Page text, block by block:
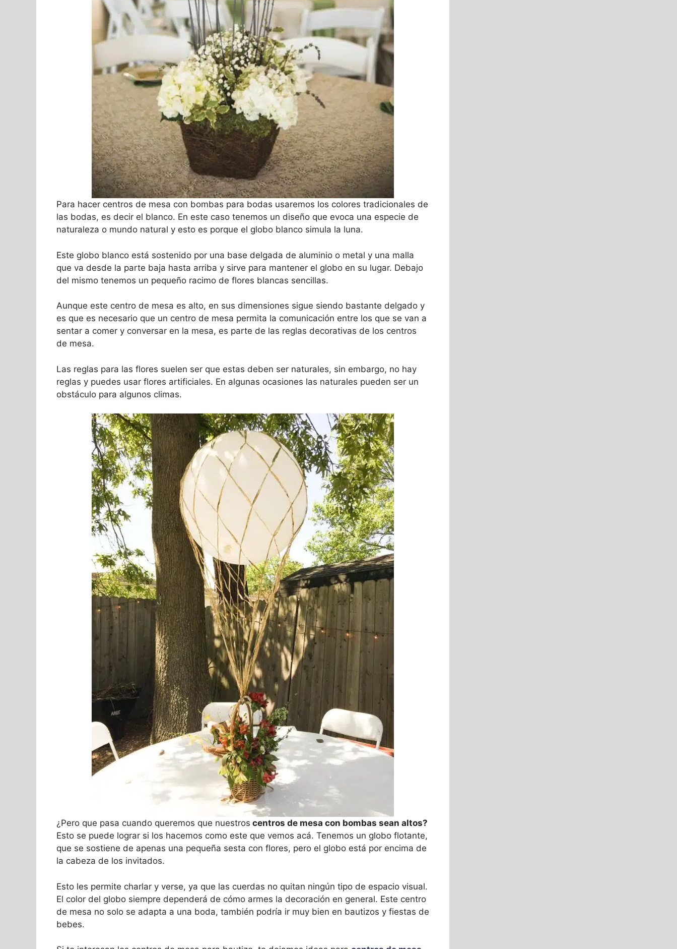
Para hacer centros de mesa con bombas para bodas usaremos los colores tradicionales de
las bodas, es decir el blanco. En este caso tenemos un diseño que evoca una especie de
naturaleza o mundo natural y esto es porque el globo blanco simula la luna.
Este globo blanco está sostenido por una base delgada de aluminio o metal y una malla
que va desde la parte baja hasta arriba y sirve para mantener el globo en su lugar. Debajo
del mismo tenemos un pequeño racimo de flores blancas sencillas.
Aunque este centro de mesa es alto, en sus dimensiones sigue siendo bastante delgado y
es que es necesario que un centro de mesa permita la comunicación entre los que se van a
sentar a comer y conversar en la mesa, es parte de las reglas decorativas de los centros
de mesa.
Las reglas para las flores suelen ser que estas deben ser naturales, sin embargo, no hay
reglas y puedes usar flores artificiales. En algunas ocasiones las naturales pueden ser un
obstáculo para algunos climas.
¿Pero que pasa cuando queremos que nuestros centros de mesa con bombas sean altos?
Esto se puede lograr si los hacemos como este que vemos acá. Tenemos un globo flotante,
que se sostiene de apenas una pequeña sesta con flores, pero el globo está por encima de
la cabeza de los invitados.
Esto les permite charlar y verse, ya que las cuerdas no quitan ningún tipo de espacio visual.
El color del globo siempre dependerá de cómo armes la decoración en general. Este centro
de mesa no solo se adapta a una boda, también podría ir muy bien en bautizos y fiestas de
bebes.